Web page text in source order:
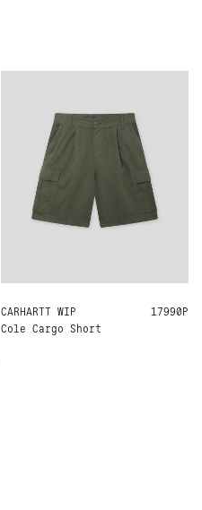
CARHARTT WIP
Cole Cargo Short
29 17990Р